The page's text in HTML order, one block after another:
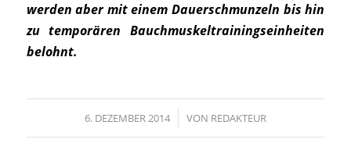
werden aber mit einem Dauerschmunzeln bis hin
zu temporären Bauchmuskeltrainingseinheiten
belohnt.
6. DEZEMBER 2014
/ VON REDAKTEUR